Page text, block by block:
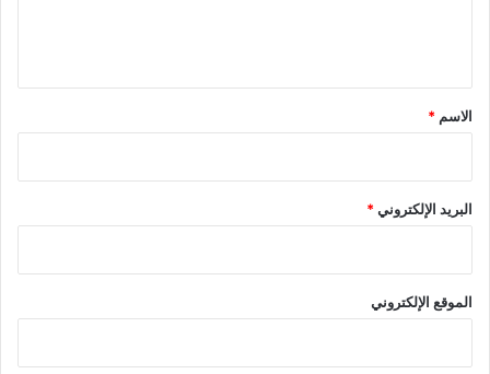
*
الاسم *
البريد الإلكتروني*
الموقع الإلكتروني